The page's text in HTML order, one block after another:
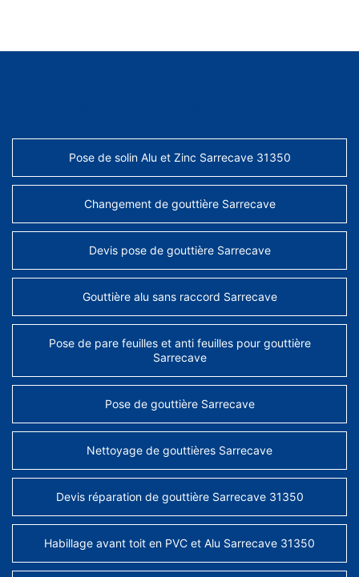
Pose de solin Alu et Zinc Sarrecave 31350
Changement de gouttière Sarrecave
Devis pose de gouttière Sarrecave
Gouttière alu sans raccord Sarrecave
Pose de pare feuilles et anti feuilles pour gouttière
Sarrecave
Pose de gouttière Sarrecave
Nettoyage de gouttières Sarrecave
Devis réparation de gouttière Sarrecave 31350
Habillage avant toit en PVC et Alu Sarrecave 31350